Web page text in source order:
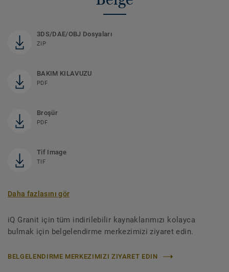
3DS/DAE/OBJ Dosyaları
ZIP
BAKIM KILAVUZU
PDF
Broşür
PDF
Tif Image
TIF
Daha fazlasını gör
iQ Granit için tüm indirilebilir kaynaklarımızı kolayca
bulmak için belgelendirme merkezimizi ziyaret edin.
BELGELENDIRME MERKEZIMIZI ZIYARET EDIN